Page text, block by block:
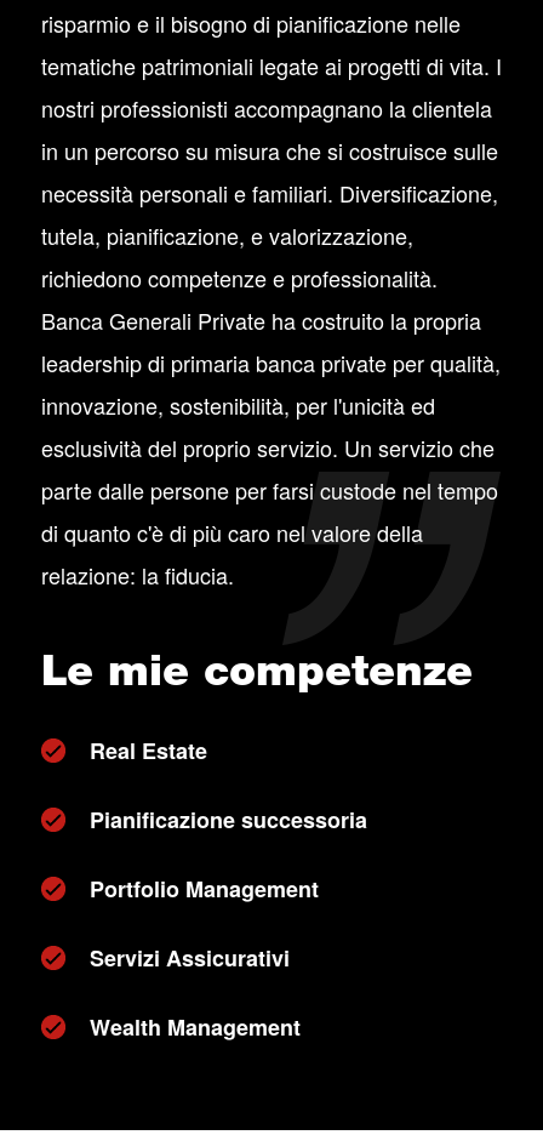
risparmio e il bisogno di pianificazione nelle
tematiche patrimoniali legate ai progetti di vita. I
nostri professionisti accompagnano la clientela
in un percorso su misura che si costruisce sulle
necessità personali e familiari. Diversificazione,
tutela, pianificazione, e valorizzazione,
richiedono competenze e professionalità.
Banca Generali Private ha costruito la propria
leadership di primaria banca private per qualità,
innovazione, sostenibilità, per l'unicità ed
esclusività del proprio servizio. Un servizio che
parte dalle persone per farsi custode nel tempo
di quanto c'è di più caro nel valore della
relazione: la fiducia.
Le mie competenze
Real Estate
Pianificazione successoria
Portfolio Management
Servizi Assicurativi
Wealth Management